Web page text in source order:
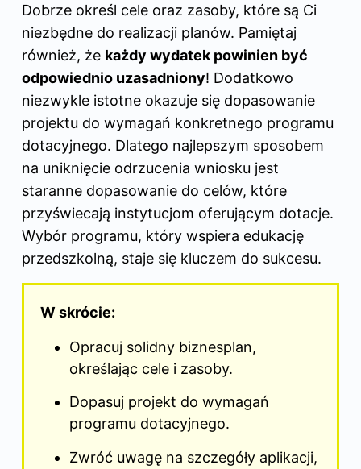
Dobrze określ cele oraz zasoby, które są Ci
niezbędne do realizacji planów. Pamiętaj
również, że każdy wydatek powinien być
odpowiednio uzasadniony! Dodatkowo
niezwykle istotne okazuje się dopasowanie
projektu do wymagań konkretnego programu
dotacyjnego. Dlatego najlepszym sposobem
na uniknięcie odrzucenia wniosku jest
staranne dopasowanie do celów, które
przyświecają instytucjom oferującym dotacje.
Wybór programu, który wspiera edukację
przedszkolną, staje się kluczem do sukcesu.
W skrócie:
Opracuj solidny biznesplan,
określając cele i zasoby.
Dopasuj projekt do wymagań
programu dotacyjnego.
Zwróć uwagę na szczegóły aplikacji,